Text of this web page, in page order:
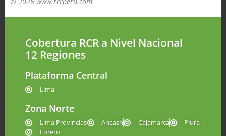
Cobertura RCR a Nivel Nacional
12 Regiones
Plataforma Central
Lima
Zona Norte
Lima Provincias Ancash Cajamarca
Piura
Loreto